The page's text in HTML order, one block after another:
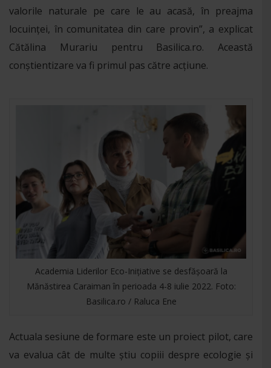
valorile naturale pe care le au acasă, în preajma
locuinței, în comunitatea din care provin”, a explicat
Cătălina Murariu pentru Basilica.ro. Această
conștientizare va fi primul pas către acțiune.
Academia Liderilor Eco-Inițiative se desfășoară la
Mănăstirea Caraiman în perioada 4-8 iulie 2022. Foto:
Basilica.ro / Raluca Ene
Actuala sesiune de formare este un proiect pilot, care
va evalua cât de multe știu copiii despre ecologie și